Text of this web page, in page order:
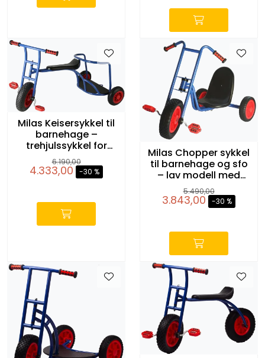
Milas Keisersykkel til
barnehage –
trehjulssykkel for
rollelek og flere barn
6.190,00
4.333,00 -30 %
Milas Chopper sykkel
til barnehage og sfo
– lav modell med
ryggstøtte for barn
5.490,00
3.843,00 -30 %